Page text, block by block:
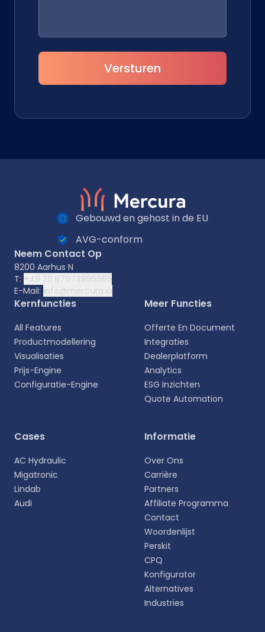
Selecteer uw taal
persoonlijke ervaring.
Versturen
Gebouwd en gehost in de EU
AVG-conform
Neem Contact Op
8200 Aarhus N
T: +49 211 87973996665
E-Mail: info@mercura.io
Kernfuncties
All Features
Productmodellering
Visualisaties
Prijs-Engine
Configuratie-Engine
Meer Functies
Offerte En Document
Integraties
Dealerplatform
Analytics
ESG Inzichten
Quote Automation
Cases
AC Hydraulic
Migatronic
Lindab
Audi
Informatie
Over Ons
Carrière
Partners
Affiliate Programma
Contact
Woordenlijst
Perskit
CPQ
Konfigurator
Alternatives
Industries